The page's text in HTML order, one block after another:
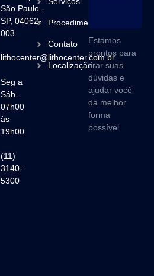
São Paulo -
SP, 04062-
003
lithocenter@lithocenter.com.br
Seg a
Sáb -
07h00
às
19h00
(11)
3140-
5300
Procedimentos
Contato
Localização
Estamos
prontos para
tirar suas
dúvidas e
ajudar você
da melhor
forma
possível.